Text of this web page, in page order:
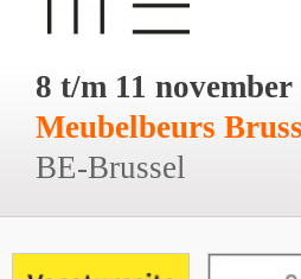
8 t/m 11 november
Meubelbeurs
BE-Brussel